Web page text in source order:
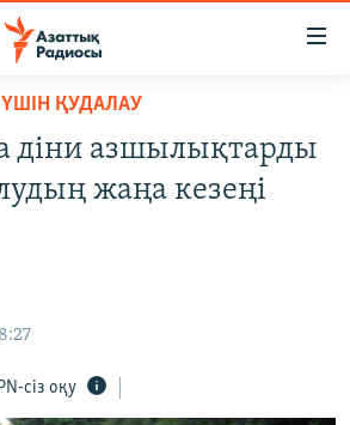
ҚУДАЛАУ
діни азшылықтарды
жаңа кезеңі
сіз оқу